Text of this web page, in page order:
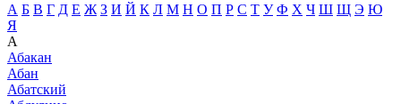
А Б В Г Д Е Ж З И Й К Л М Н О П Р С Т У Ф Х Ч Ш Щ Э Ю
Я
А
Абакан
Абан
Абатский